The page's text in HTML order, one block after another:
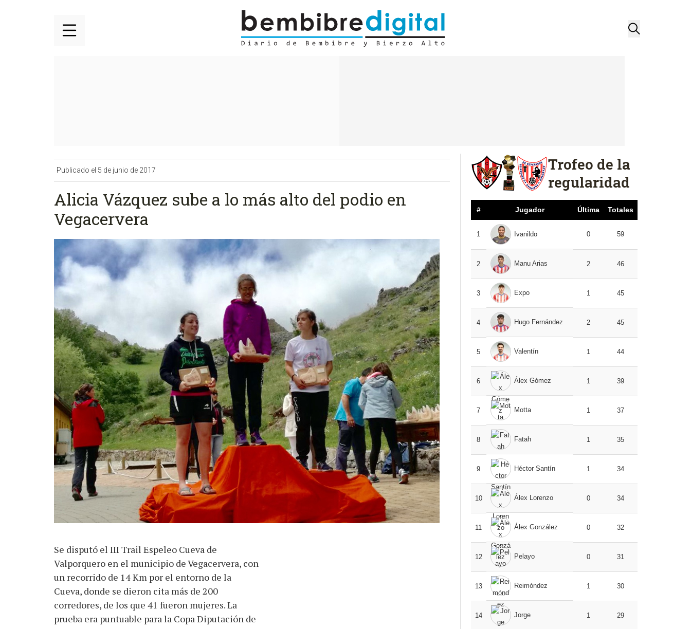
Publicado el 5 de junio de 2017
Alicia Vázquez sube a lo más alto del podio en
Vegacervera
Se disputó el III Trail Espeleo Cueva de
Valporquero en el municipio de Vegacervera, con
un recorrido de 14 Km por el entorno de la
Cueva, donde se dieron cita más de 200
corredores, de los que 41 fueron mujeres. La
prueba era puntuable para la Copa Diputación de
Trofeo de la
regularidad
# Jugador Última Totales
1 Ivanildo 0 59
2 Manu Arias 2 46
3 Expo 1 45
4 Hugo Fernández 2 45
5 Valentín 1 44
6 Álex Gómez 1 39
7 Motta 1 37
8 Fatah 1 35
9 Héctor Santín 1 34
10 Álex Lorenzo 0 34
11 Álex González 0 32
12 Pelayo 0 31
13 Reimóndez 1 30
14 Jorge 1 29